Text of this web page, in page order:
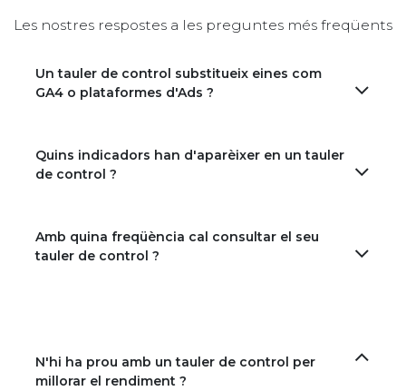
Les nostres respostes a les preguntes més freqüents
Un tauler de control substitueix eines com
GA4 o plataformes d'Ads ?
Quins indicadors han d'aparèixer en un tauler
de control ?
Amb quina freqüència cal consultar el seu
tauler de control ?
N'hi ha prou amb un tauler de control per
millorar el rendiment ?